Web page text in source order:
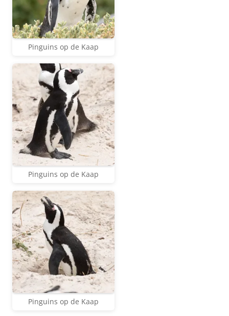
Pinguins op de Kaap
Pinguins op de Kaap
Pinguins op de Kaap